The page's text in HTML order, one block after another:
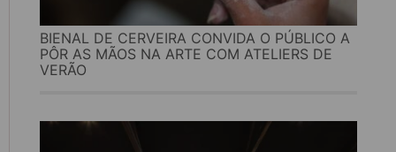
BIENAL DE CERVEIRA CONVIDA O PÚBLICO A
PÔR AS MÃOS NA ARTE COM ATELIERS DE
VERÃO